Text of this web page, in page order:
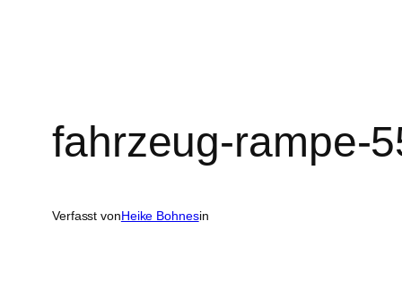
fahrzeug-rampe-
Verfasst vonHeike Bohnesin